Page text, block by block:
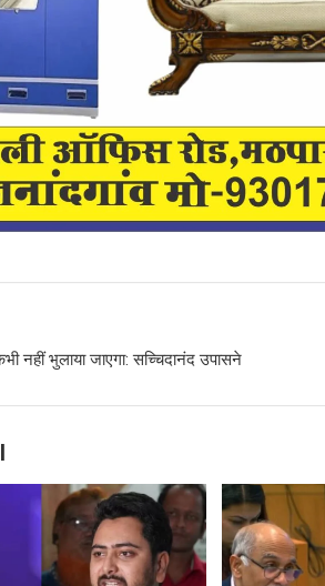
नहीं भुलाया जाएगा: सच्चिदानंद उपासने